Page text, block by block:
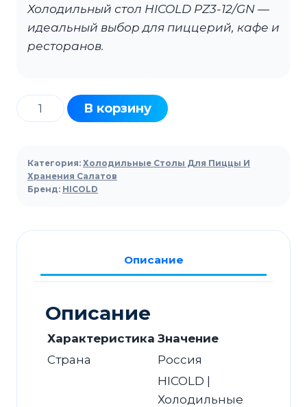
Холодильный стол HICOLD PZ3-12/GN —
идеальный выбор для пиццерий, кафе и
ресторанов.
Количество
товара
для
пиццы
HICOLD
12/GN
В корзину
Категория: Холодильные Столы Для Пиццы И
Хранения Салатов
Бренд: HICOLD
Описание
Описание
Характеристика Значение
Страна
Россия
HICOLD |
Холодильные